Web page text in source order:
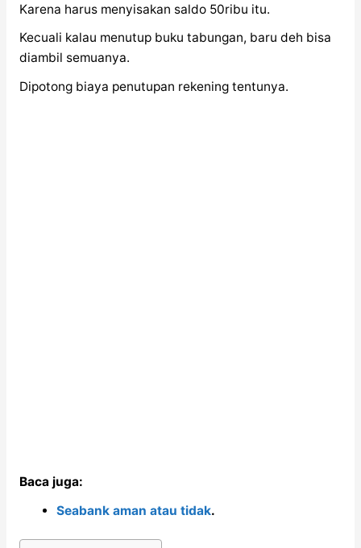
Karena harus menyisakan saldo 50ribu itu.
Kecuali kalau menutup buku tabungan, baru deh bisa
diambil semuanya.
Dipotong biaya penutupan rekening tentunya.
Baca juga:
Seabank aman atau tidak.